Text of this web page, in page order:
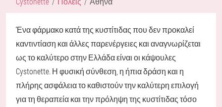
Ένα φάρμακο κατά της κυστίτιδας που δεν προκαλεί
καντιντίαση και άλλες παρενέργειες και αναγνωρίζεται
ως το καλύτερο στην Ελλάδα είναι οι κάψουλες
Cystonette. Η φυσική σύνθεση, η ήπια δράση και η
πλήρης ασφάλεια το καθιστούν την καλύτερη επιλογή
για τη θεραπεία και την πρόληψη της κυστίτιδας τόσο